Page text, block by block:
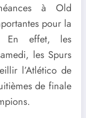
à Old
pour la
En effet, les
les Spurs
l’Atlético de
de finale